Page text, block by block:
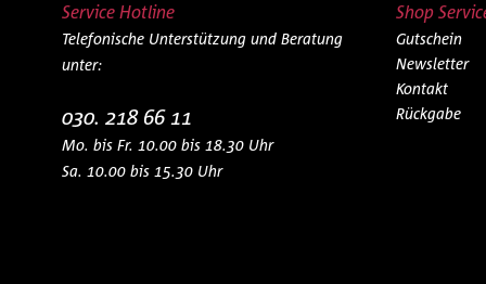
Soldaten
Teddybär
Service Hotline
Telefonische Unterstützung und Beratung
unter:
030. 218 66 11
Mo. bis Fr. 10.00 bis 18.30 Uhr
Sa. 10.00 bis 15.30 Uhr
Shop
Gutschein
Newsletter
Kontakt
Rückgabe